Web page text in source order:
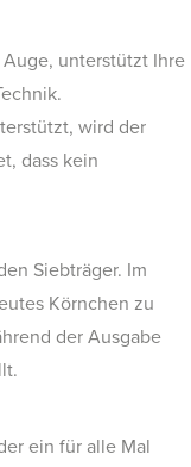
unterstützt Ihre
wird der
dass kein
Siebträger. Im
Körnchen zu
der Ausgabe
ein für alle Mal